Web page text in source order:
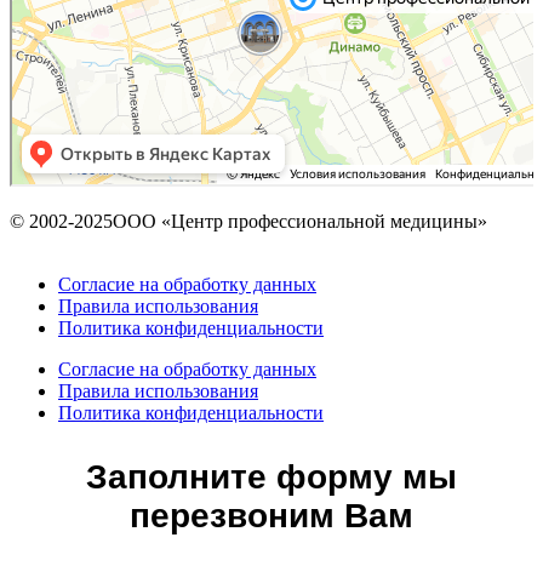
© 2002-2025ООО «Центр профессиональной медицины»
Согласие на обработку данных
Правила использования
Политика конфиденциальности
Согласие на обработку данных
Правила использования
Политика конфиденциальности
Заполните форму мы
перезвоним Вам